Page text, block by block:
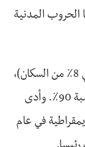
الحروب المدنية
وأسفرت عن مقتل 250،000 شخص (حوالي 8٪ من السكان)،
وتشريد الكثيرين، وتراجع اقتصاد ليبيريا بنسبة 90٪. وأدى
انتخابات ديمقراطية في عام